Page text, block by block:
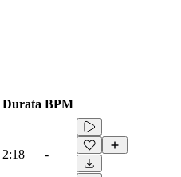
Durata BPM
2:18 -